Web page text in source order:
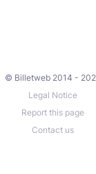
© Billetweb 2014 -
Legal Notice
Report this page
Contact us